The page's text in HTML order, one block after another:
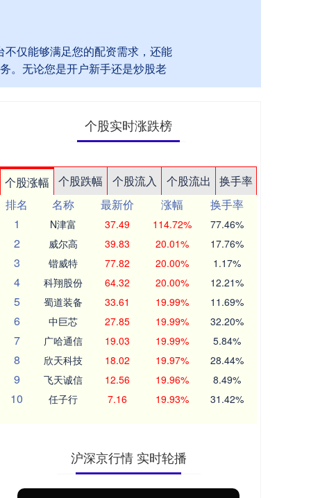
仅能够满足您的配资需求，还能
。无论您是开户新手还是炒股老
个股实时涨跌榜
个股涨幅 个股跌幅 个股流入 个股流出
换手率
排名
名称 最新价 涨幅
换手率
1
N津富 37.49 114.72% 77.46%
2 威尔高 39.83 20.01% 17.76%
3 锴威特 77.82 20.00% 1.17%
4 科翔股份 64.32 20.00% 12.21%
5 蜀道装备 33.61 19.99% 11.69%
6 中巨芯 27.85 19.99% 32.20%
7 广哈通信 19.03 19.99% 5.84%
8 欣天科技 18.02 19.97% 28.44%
9 飞天诚信 12.56 19.96% 8.49%
10 任子行 7.16 19.93% 31.42%
沪深京行情 实时轮播